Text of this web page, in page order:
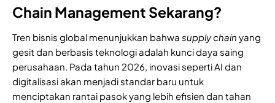
Chain Management Sekarang?
Tren bisnis global menunjukkan bahwa supply chain yang
gesit dan berbasis teknologi adalah kunci daya saing
perusahaan. Pada tahun 2026, inovasi seperti AI dan
digitalisasi akan menjadi standar baru untuk
menciptakan rantai pasok yang lebih efisien dan tahan